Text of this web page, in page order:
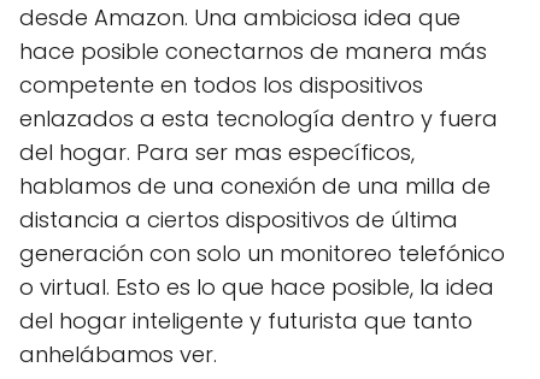
desde Amazon. Una ambiciosa idea que
hace posible conectarnos de manera más
competente en todos los dispositivos
enlazados a esta tecnología dentro y fuera
del hogar. Para ser mas específicos,
hablamos de una conexión de una milla de
distancia a ciertos dispositivos de última
generación con solo un monitoreo telefónico
o virtual. Esto es lo que hace posible, la idea
del hogar inteligente y futurista que tanto
anhelábamos ver.